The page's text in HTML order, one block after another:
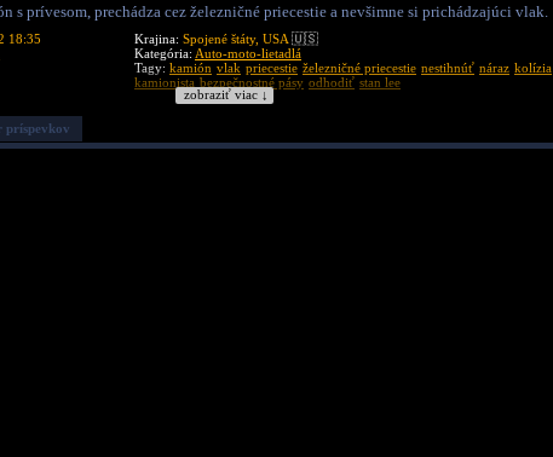
s prívesom, prechádza cez železničné priecestie a nevšimne si prichádzajúci vlak.
18:35
Krajina: Spojené štáty, USA 🇺🇸
Kategória: Auto-moto-lietadlá
Tagy: kamión vlak priecestie železničné priecestie nestihnúť náraz kolízia
kamionista bezpečnostné pásy odhodiť stan lee
zobraziť viac ↓
príspevkov